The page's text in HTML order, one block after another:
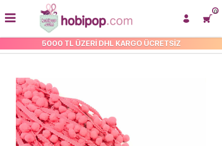
5000 TL ÜZERİ DHL KARGO ÜCRETSİZ
0
ŞERİT PONPONLAR